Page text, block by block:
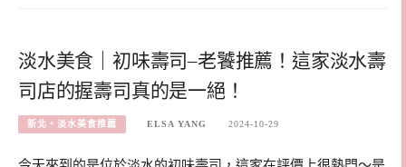
淡水美食｜初味壽司–老饕推薦！這家淡水壽
司店的握壽司真的是一絕！
新北。淡水美食推薦 ELSA YANG 2024-10-29